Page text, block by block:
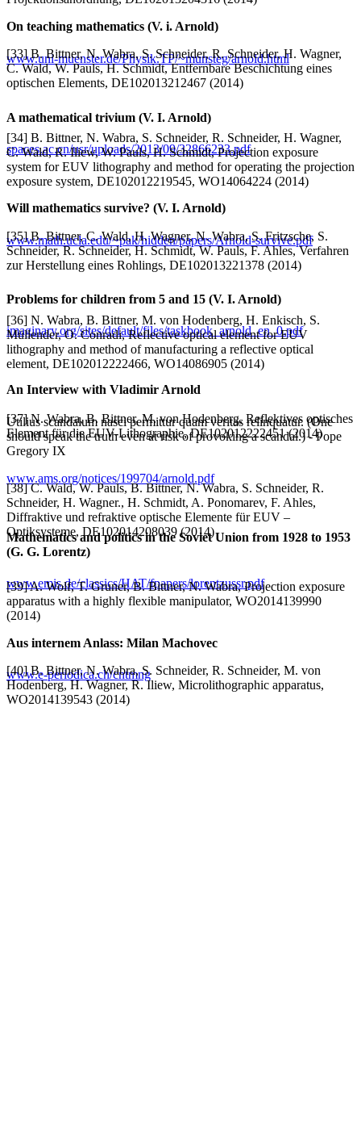
On teaching mathematics (V. i. Arnold)
www.uni-muenster.de/Physik.TP/~munsteg/arnold.html
A mathematical trivium (V. I. Arnold)
spaces.ac.cn/usr/uploads/2013/09/32866233.pdf
Will mathematics survive? (V. I. Arnold)
www.math.ucla.edu/~pak/hidden/papers/Arnold-survive.pdf
Problems for children from 5 and 15 (V. I. Arnold)
imaginary.org/sites/default/files/taskbook_arnold_en_0.pdf
An Interview with Vladimir Arnold
Utilius scandalum nasci permittur quam veritas relinquatur. (One
should speak the truth even at risk of provoking a scandal.) - Pope
Gregory IX
www.ams.org/notices/199704/arnold.pdf
Mathematics and politics in the Soviet Union from 1928 to 1953
(G. G. Lorentz)
www.emis.de/classics/HAT/fpapers/lorentzussr.pdf
Aus internem Anlass: Milan Machovec
www.e-periodica.ch/cntmng
[33] B. Bittner, N. Wabra, S. Schneider, R. Schneider, H. Wagner,
C. Wald, W. Pauls, H. Schmidt, Entfernbare Beschichtung eines
optischen Elements, DE102013212467 (2014)
[34] B. Bittner, N. Wabra, S. Schneider, R. Schneider, H. Wagner,
C. Wald, R. Iliew, W. Pauls, H. Schmidt, Projection exposure
system for EUV lithography and method for operating the projection
exposure system, DE102012219545, WO14064224 (2014)
[35] B. Bittner, C. Wald, H. Wagner, N. Wabra, S. Fritzsche, S.
Schneider, R. Schneider, H. Schmidt, W. Pauls, F. Ahles, Verfahren
zur Herstellung eines Rohlings, DE102013221378 (2014)
[36] N. Wabra, B. Bittner, M. von Hodenberg, H. Enkisch, S.
Müllender, O. Conradi, Reflective optical element for EUV
lithography and method of manufacturing a reflective optical
element, DE102012222466, WO14086905 (2014)
[37] N. Wabra, B. Bittner, M. von Hodenberg, Reflektives optisches
Element für die EUV-Lithographie, DE102012222451 (2014)
[38] C. Wald, W. Pauls, B. Bittner, N. Wabra, S. Schneider, R.
Schneider, H. Wagner., H. Schmidt, A. Ponomarev, F. Ahles,
Diffraktive und refraktive optische Elemente für EUV –
Optiksysteme, DE102014208039 (2014)
[39] A. Wolf, T. Gruner, B. Bittner, N. Wabra, Projection exposure
apparatus with a highly flexible manipulator, WO2014139990
(2014)
[40] B. Bittner, N. Wabra, S. Schneider, R. Schneider, M. von
Hodenberg, H. Wagner, R. Iliew, Microlithographic apparatus,
WO2014139543 (2014)